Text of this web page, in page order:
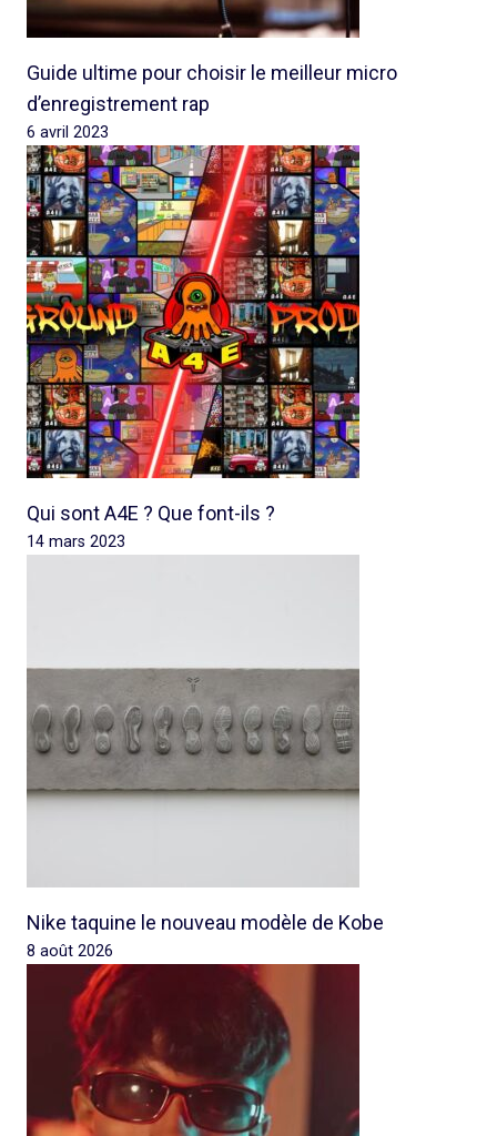
Guide ultime pour choisir le meilleur micro
d’enregistrement rap
6 avril 2023
Qui sont A4E ? Que font-ils ?
14 mars 2023
Nike taquine le nouveau modèle de Kobe
8 août 2026